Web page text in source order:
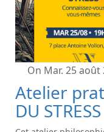
On Mar. 25 août
Atelier
DU STRESS